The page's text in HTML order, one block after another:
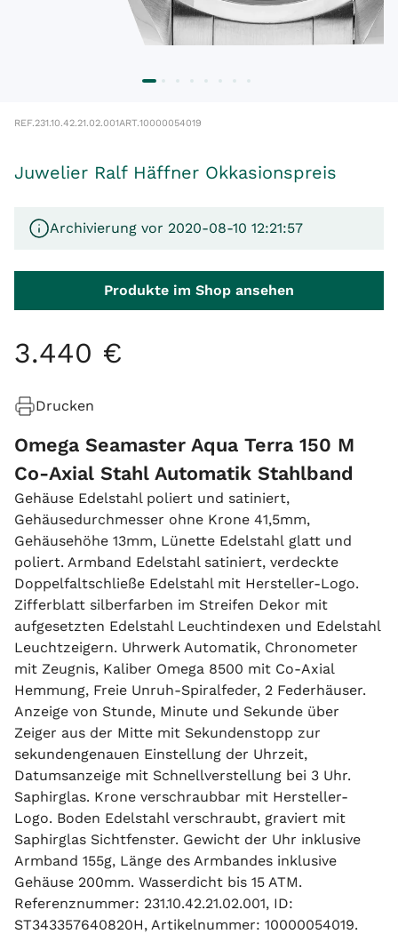
REF.231.10.42.21.02.001ART.10000054019
Juwelier Ralf Häffner Okkasionspreis
Archivierung vor 2020-08-10 12:21:57
Produkte im Shop ansehen
3.440 €
Drucken
Omega Seamaster Aqua Terra 150 M
Co-Axial Stahl Automatik Stahlband
Gehäuse Edelstahl poliert und satiniert,
Gehäusedurchmesser ohne Krone 41,5mm,
Gehäusehöhe 13mm, Lünette Edelstahl glatt und
poliert. Armband Edelstahl satiniert, verdeckte
Doppelfaltschließe Edelstahl mit Hersteller-Logo.
Zifferblatt silberfarben im Streifen Dekor mit
aufgesetzten Edelstahl Leuchtindexen und Edelstahl
Leuchtzeigern. Uhrwerk Automatik, Chronometer
mit Zeugnis, Kaliber Omega 8500 mit Co-Axial
Hemmung, Freie Unruh-Spiralfeder, 2 Federhäuser.
Anzeige von Stunde, Minute und Sekunde über
Zeiger aus der Mitte mit Sekundenstopp zur
sekundengenauen Einstellung der Uhrzeit,
Datumsanzeige mit Schnellverstellung bei 3 Uhr.
Saphirglas. Krone verschraubbar mit Hersteller-
Logo. Boden Edelstahl verschraubt, graviert mit
Saphirglas Sichtfenster. Gewicht der Uhr inklusive
Armband 155g, Länge des Armbandes inklusive
Gehäuse 200mm. Wasserdicht bis 15 ATM.
Referenznummer: 231.10.42.21.02.001, ID:
ST343357640820H, Artikelnummer: 10000054019.